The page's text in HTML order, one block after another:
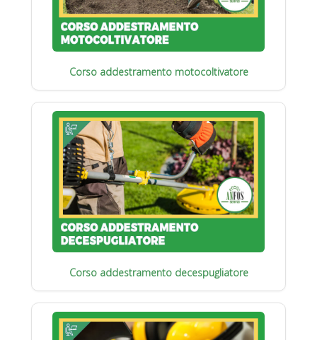
Corso addestramento motocoltivatore
Corso addestramento decespugliatore